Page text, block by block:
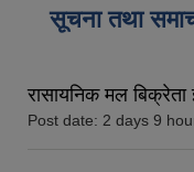
सूचना तथा
रासायनिक मल
Post date: 2 days 9